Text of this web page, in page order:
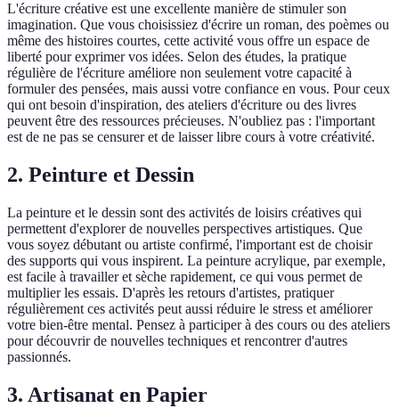
L'écriture créative est une excellente manière de stimuler son
imagination. Que vous choisissiez d'écrire un roman, des poèmes ou
même des histoires courtes, cette activité vous offre un espace de
liberté pour exprimer vos idées. Selon des études, la pratique
régulière de l'écriture améliore non seulement votre capacité à
formuler des pensées, mais aussi votre confiance en vous. Pour ceux
qui ont besoin d'inspiration, des ateliers d'écriture ou des livres
peuvent être des ressources précieuses. N'oubliez pas : l'important
est de ne pas se censurer et de laisser libre cours à votre créativité.
2. Peinture et Dessin
La peinture et le dessin sont des activités de loisirs créatives qui
permettent d'explorer de nouvelles perspectives artistiques. Que
vous soyez débutant ou artiste confirmé, l'important est de choisir
des supports qui vous inspirent. La peinture acrylique, par exemple,
est facile à travailler et sèche rapidement, ce qui vous permet de
multiplier les essais. D'après les retours d'artistes, pratiquer
régulièrement ces activités peut aussi réduire le stress et améliorer
votre bien-être mental. Pensez à participer à des cours ou des ateliers
pour découvrir de nouvelles techniques et rencontrer d'autres
passionnés.
3. Artisanat en Papier